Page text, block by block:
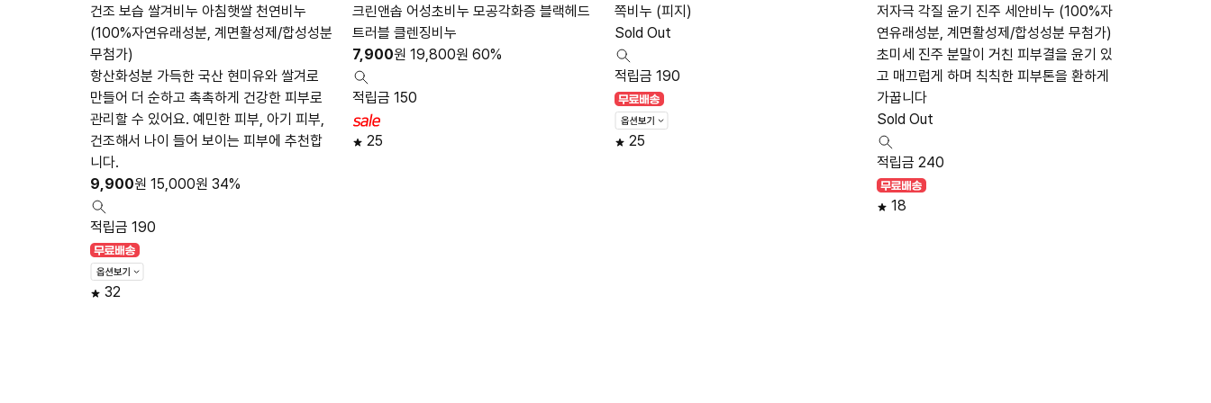
건조 보습 쌀겨비누 아침햇쌀 천연비누
(100%자연유래성분, 계면활성제/합성성분
무첨가)
항산화성분 가득한 국산 현미유와 쌀겨로
만들어 더 순하고 촉촉하게 건강한 피부로
관리할 수 있어요. 예민한 피부, 아기 피부,
건조해서 나이 들어 보이는 피부에 추천합
니다.
9,900원 15,000원 34%
적립금 190
32
크린앤솝 어성초비누 모공각화증 블랙헤드
트러블 클렌징비누
7,900원 19,800원 60%
적립금 150
25
쪽비누 (피지)
Sold Out
적립금 190
25
저자극 각질 윤기 진주 세안비누 (100%자
연유래성분, 계면활성제/합성성분 무첨가)
초미세 진주 분말이 거친 피부결을 윤기 있
고 매끄럽게 하며 칙칙한 피부톤을 환하게
가꿉니다
Sold Out
적립금 240
18